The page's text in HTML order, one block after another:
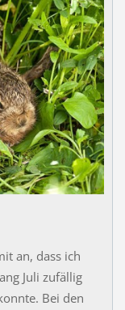
an, dass ich
Juli zufällig
Bei den